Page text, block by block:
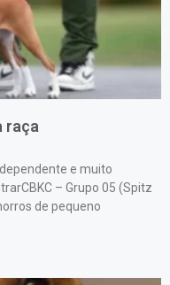
raça
e muito
– Grupo 05 (Spitz
de pequeno